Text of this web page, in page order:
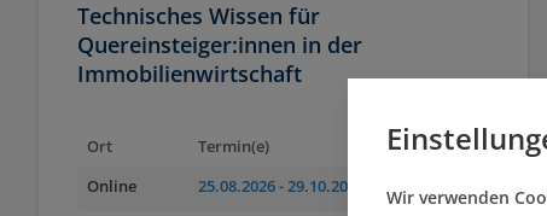
Technisches Wissen für
Quereinsteiger:innen in der
Immobilienwirtschaft
Ort
Termin(e)
Online
25.08.2026- 29.10.2026 Wir verwenden